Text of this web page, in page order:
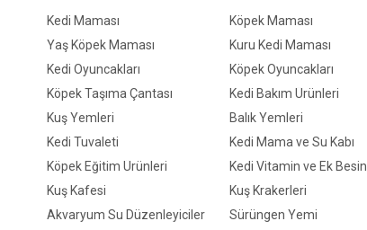
Kedi Maması Köpek Maması
Yaş Köpek Maması
Kuru Kedi Maması
Kedi Oyuncakları
Köpek Oyuncakları
Köpek Taşıma Çantası
Kedi Bakım Ürünleri
Kuş Yemleri
Balık Yemleri
Kedi Tuvaleti
Kedi Mama ve Su Kabı
Köpek Eğitim Ürünleri
Kedi Vitamin ve Ek Besin
Kuş Kafesi
Kuş Krakerleri
Akvaryum Su Düzenleyiciler
Sürüngen Yemi